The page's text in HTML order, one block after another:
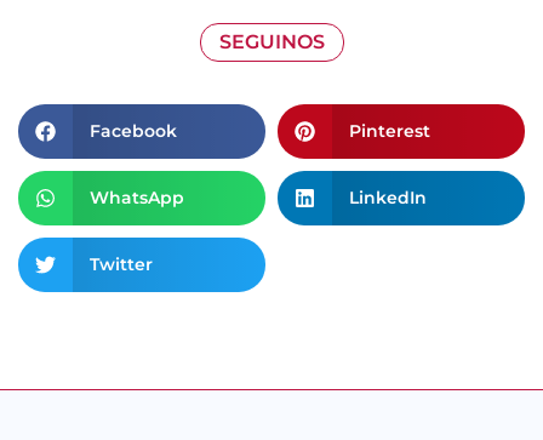
SEGUINOS
Facebook Pinterest
WhatsApp LinkedIn
Twitter